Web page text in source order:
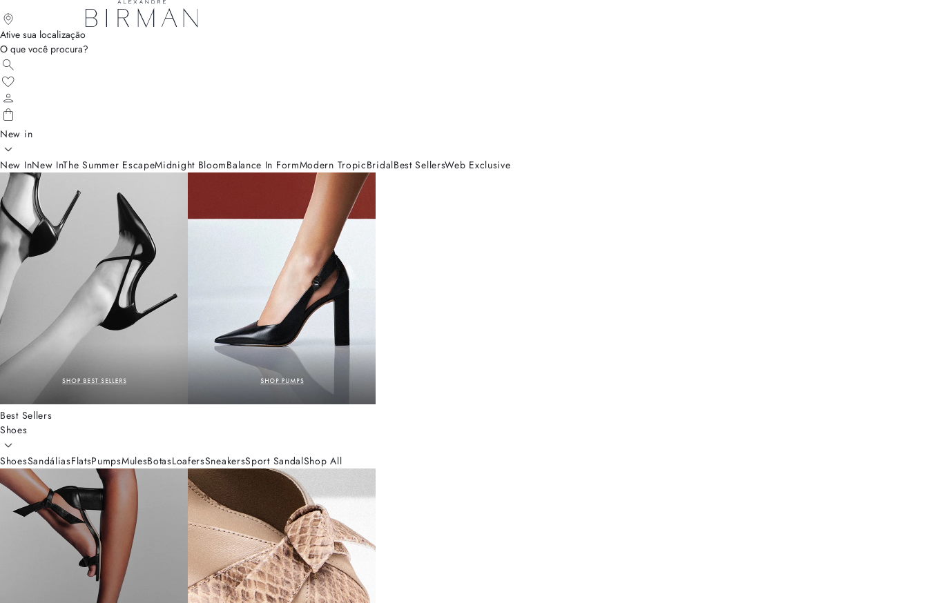
Ative sua localização
O que você procura?
New in
New InNew InThe Summer EscapeMidnight BloomBalance In FormModern TropicBridalBest SellersWeb Exclusive
Best Sellers
Shoes
ShoesSandáliasFlatsPumpsMulesBotasLoafersSneakersSport SandalShop All